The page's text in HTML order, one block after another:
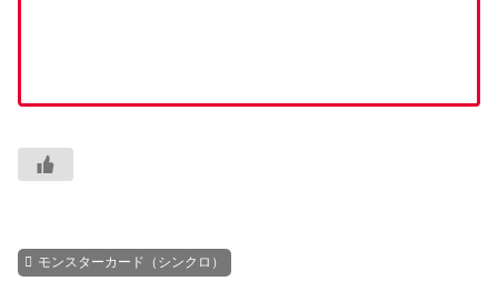
モンスターカード（シンクロ）